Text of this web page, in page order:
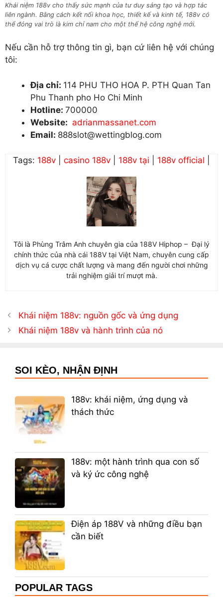
Khái niệm 188v cho thấy sức mạnh của tư duy sáng tạo và hợp tác
liên ngành. Bằng cách kết nối khoa học, thiết kế và kinh tế, 188v có
thể đóng vai trò là kim chỉ nam cho một thế hệ công nghệ mới.
Nếu cần hỗ trợ thông tin gì, bạn cứ liên hệ với chúng
tôi:
Địa chỉ: 114 PHU THO HOA P. PTH Quan Tan
Phu Thanh pho Ho Chi Minh
Hotline: 700000
Website: adrianmassanet.com
Email: 888slot@wettingblog.com
Tags: 188v casino 188v 188v tại 188v official
Tôi là Phùng Trâm Anh chuyên gia của 188V Hiphop – Đại lý
chính thức của nhà cái 188V tại Việt Nam, chuyên cung cấp
dịch vụ cá cược chất lượng và mang đến người chơi những
trải nghiệm giải trí mượt mà.
Khái niệm 188v: nguồn gốc và ứng dụng
Khái niệm 188v và hành trình của nó
SOI KÈO, NHẬN ĐỊNH
188v: khái niệm, ứng dụng và
thách thức
188v: một hành trình qua con số
và ký ức công nghệ
Điện áp 188V và những điều bạn
cần biết
POPULAR TAGS